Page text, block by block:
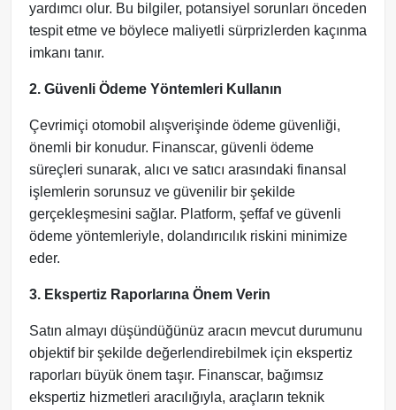
yardımcı olur. Bu bilgiler, potansiyel sorunları önceden
tespit etme ve böylece maliyetli sürprizlerden kaçınma
imkanı tanır.
2. Güvenli Ödeme Yöntemleri Kullanın
Çevrimiçi otomobil alışverişinde ödeme güvenliği,
önemli bir konudur. Finanscar, güvenli ödeme
süreçleri sunarak, alıcı ve satıcı arasındaki finansal
işlemlerin sorunsuz ve güvenilir bir şekilde
gerçekleşmesini sağlar. Platform, şeffaf ve güvenli
ödeme yöntemleriyle, dolandırıcılık riskini minimize
eder.
3. Ekspertiz Raporlarına Önem Verin
Satın almayı düşündüğünüz aracın mevcut durumunu
objektif bir şekilde değerlendirebilmek için ekspertiz
raporları büyük önem taşır. Finanscar, bağımsız
ekspertiz hizmetleri aracılığıyla, araçların teknik